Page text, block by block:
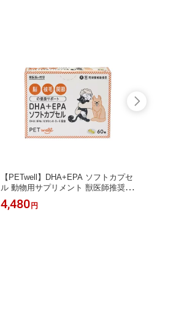
【PETwell】DHA+EPA ソフトカプセ
ル 動物用サプリメント 獣医師推奨品
脳 被毛 関節の健康サポート 疾患の治
療 予防のサポート 皮膚 被毛の疾患
4,480 円